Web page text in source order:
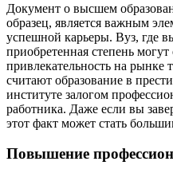
Документ о высшем
образец, является важным
успешной карьеры. Вуз, где
приобретенная степень
привлекательность на рынке
считают образование в
институте залогом
работника. Даже если вы
этот факт может стать
Повышение